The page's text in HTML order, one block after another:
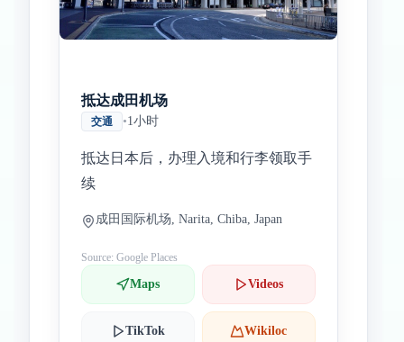
抵达成田机场
交通 •1小时
抵达日本后，办理入境和行李领取手
续
成田国际机场, Narita, Chiba, Japan
Source: Google Places
Maps Videos
TikTok Wikiloc